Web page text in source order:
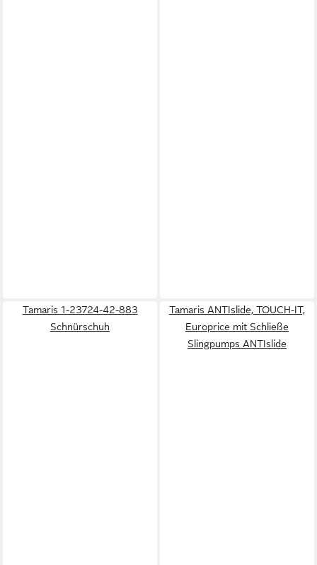
Tamaris 1-23724-42-883
Schnürschuh
Tamaris ANTIslide, TOUCH-IT,
Europrice mit Schließe
Slingpumps ANTIslide